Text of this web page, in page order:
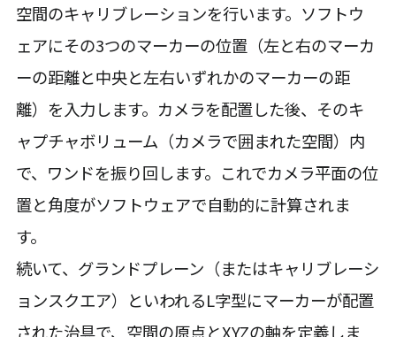
空間のキャリブレーションを行います。ソフトウ
ェアにその3つのマーカーの位置（左と右のマーカ
ーの距離と中央と左右いずれかのマーカーの距
離）を入力します。カメラを配置した後、そのキ
ャプチャボリューム（カメラで囲まれた空間）内
で、ワンドを振り回します。これでカメラ平面の位
置と角度がソフトウェアで自動的に計算されま
す。
続いて、グランドプレーン（またはキャリブレーシ
ョンスクエア）といわれるL字型にマーカーが配置
された治具で、空間の原点とXYZの軸を定義しま